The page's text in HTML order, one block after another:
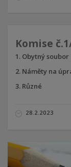
Komise
Obytný
Náměty na
Různé
28.2.2023